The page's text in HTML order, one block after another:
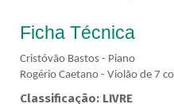
Ficha Técnica
Cristóvão Bastos - Piano
Rogério Caetano - Violão de 7
Classificação: LIVRE